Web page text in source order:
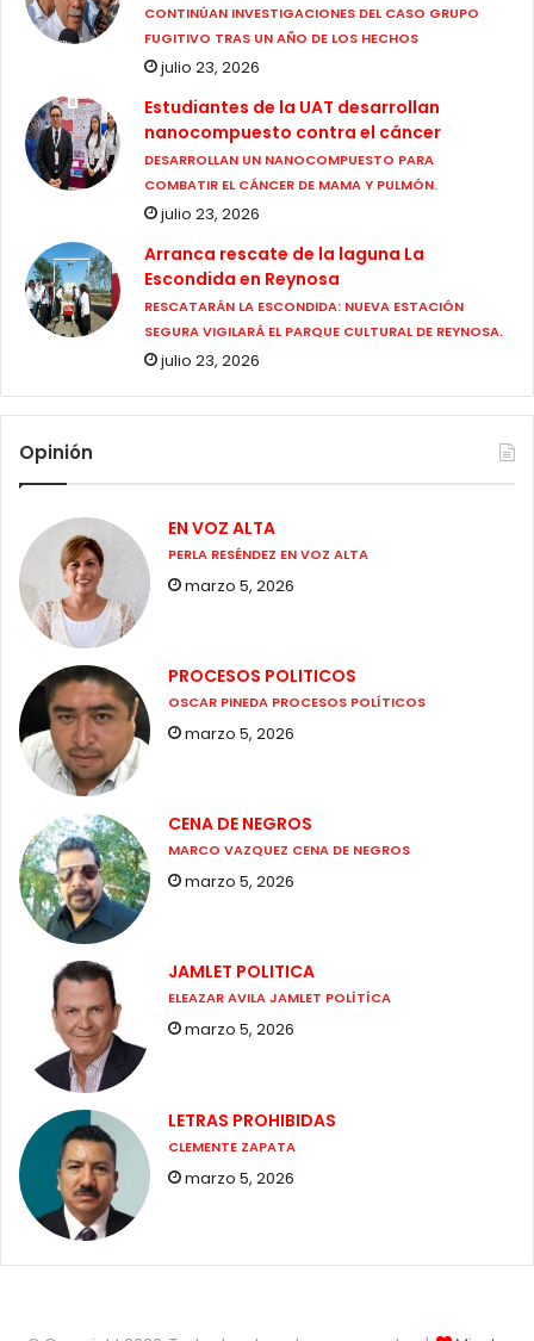
CONTINÚAN INVESTIGACIONES DEL CASO GRUPO
FUGITIVO TRAS UN AÑO DE LOS HECHOS
julio 23, 2026
Estudiantes de la UAT desarrollan
nanocompuesto contra el cáncer
DESARROLLAN UN NANOCOMPUESTO PARA
COMBATIR EL CÁNCER DE MAMA Y PULMÓN.
julio 23, 2026
Arranca rescate de la laguna La
Escondida en Reynosa
RESCATARÁN LA ESCONDIDA: NUEVA ESTACIÓN
SEGURA VIGILARÁ EL PARQUE CULTURAL DE REYNOSA.
julio 23, 2026
Opinión
EN VOZ ALTA
PERLA RESÉNDEZ EN VOZ ALTA
marzo 5, 2026
PROCESOS POLITICOS
OSCAR PINEDA PROCESOS POLÍTICOS
marzo 5, 2026
CENA DE NEGROS
MARCO VAZQUEZ CENA DE NEGROS
marzo 5, 2026
JAMLET POLITICA
ELEAZAR AVILA JAMLET POLÍTÍCA
marzo 5, 2026
LETRAS PROHIBIDAS
CLEMENTE ZAPATA
marzo 5, 2026